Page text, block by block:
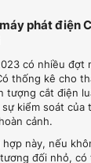
phát điện
có nhiều đợt
thống kê cho
tượng cắt điện
kiểm soát của
cảnh.
này, nếu
đối nhỏ,